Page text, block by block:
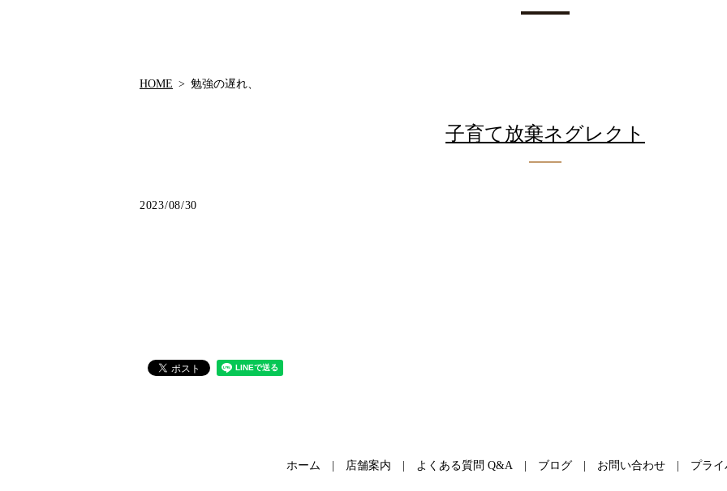
HOME 勉強の遅れ、
子育て放棄ネグレクト
2023/08/30
ホーム 店舗案内 よくある質問 Q&A ブログ お問い合わせ プラ